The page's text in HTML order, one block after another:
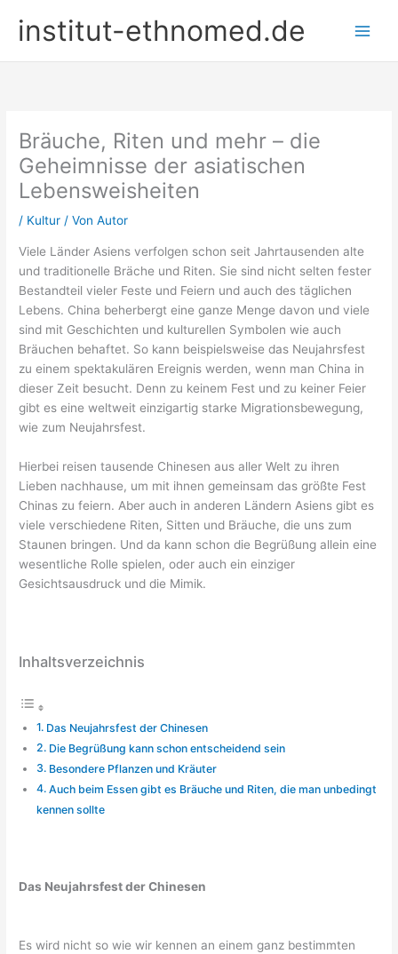
Inhaltinstitut-ethnomed.de
Bräuche, Riten und mehr – die
Geheimnisse der asiatischen
Lebensweisheiten
/ Kultur / VonAutor
Viele Länder Asiens verfolgen schon seit Jahrtausenden alte
und traditionelle Bräche und Riten. Sie sind nicht selten fester
Bestandteil vieler Feste und Feiern und auch des täglichen
Lebens. China beherbergt eine ganze Menge davon und viele
sind mit Geschichten und kulturellen Symbolen wie auch
Bräuchen behaftet. So kann beispielsweise das Neujahrsfest
zu einem spektakulären Ereignis werden, wenn man China in
dieser Zeit besucht. Denn zu keinem Fest und zu keiner Feier
gibt es eine weltweit einzigartig starke Migrationsbewegung,
wie zum Neujahrsfest.
Hierbei reisen tausende Chinesen aus aller Welt zu ihren
Lieben nachhause, um mit ihnen gemeinsam das größte Fest
Chinas zu feiern. Aber auch in anderen Ländern Asiens gibt es
viele verschiedene Riten, Sitten und Bräuche, die uns zum
Staunen bringen. Und da kann schon die Begrüßung allein eine
wesentliche Rolle spielen, oder auch ein einziger
Gesichtsausdruck und die Mimik.
Inhaltsverzeichnis
Das Neujahrsfest der Chinesen
Die Begrüßung kann schon entscheidend sein
Besondere Pflanzen und Kräuter
Auch beim Essen gibt es Bräuche und Riten, die man unbedingt
kennen sollte
Das Neujahrsfest der Chinesen
Es wird nicht so wie wir kennen an einem ganz bestimmten